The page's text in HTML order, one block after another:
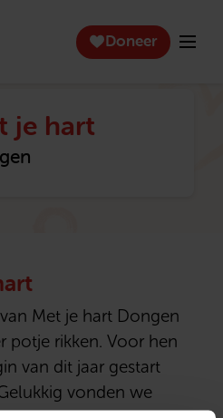
Doneer
je hart
Met je hart Dongen
potje rikken. Voor hen
van dit jaar gestart
vonden we